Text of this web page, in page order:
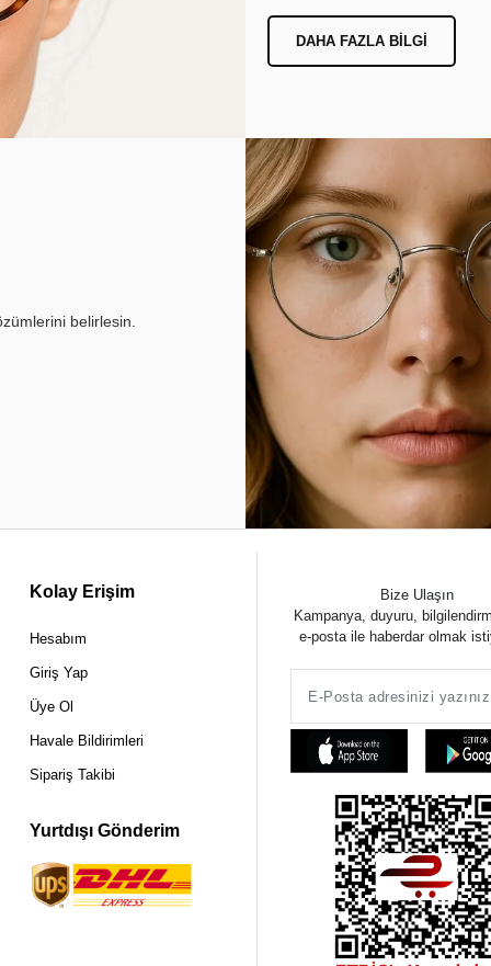
DAHA FAZLA BILGI
belirlesin.
Kolay Erişim
Hesabım
Giriş Yap
Üye Ol
Havale Bildirimleri
Sipariş Takibi
Yurtdışı Gönderim
Bize Ulaşın
Kampanya, duyuru,
e-posta ile haberdar olmak